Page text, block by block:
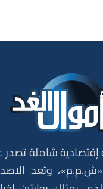
إقتصادية شاملة
وتعد